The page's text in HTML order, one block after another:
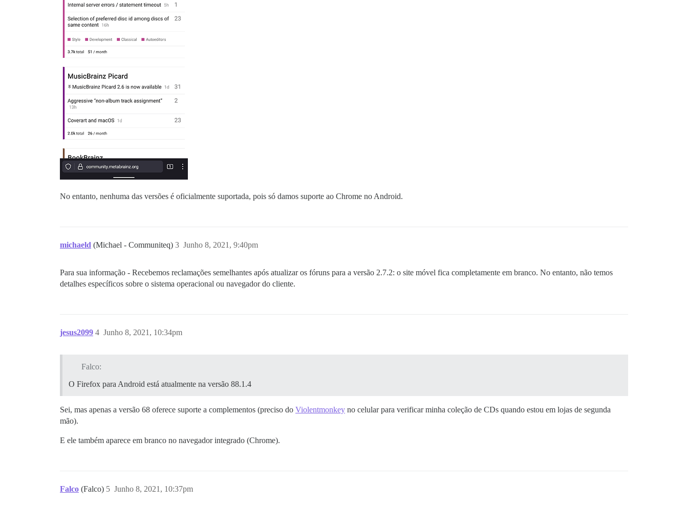
No entanto, nenhuma das versões é oficialmente suportada, pois só damos suporte ao Chrome no Android.
michaeld (Michael - Communiteq) Junho 8, 2021, 9:40pm
3
Para sua informação - Recebemos reclamações semelhantes após atualizar os fóruns para a versão 2.7.2: o site móvel fica completamente em branco. No entanto, não temos
detalhes específicos sobre o sistema operacional ou navegador do cliente.
jesus2099 Junho 8, 2021, 10:34pm
4
Falco:
O Firefox para Android está atualmente na versão 88.1.4
Sei, mas apenas a versão 68 oferece suporte a complementos (preciso do Violentmonkey no celular para verificar minha coleção de CDs quando estou em lojas de segunda
mão).
E ele também aparece em branco no navegador integrado (Chrome).
Falco (Falco) Junho 8, 2021, 10:37pm
5